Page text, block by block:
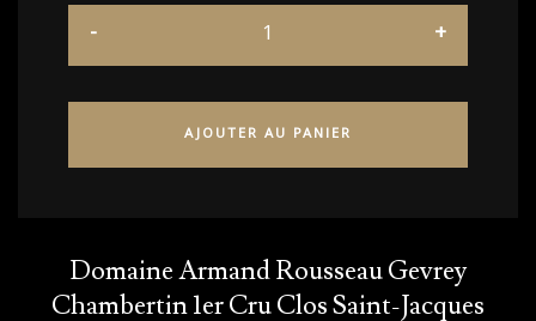
AJOUTER AU PANIER
Domaine Armand Rousseau Gevrey
Chambertin 1er Cru Clos Saint-Jacques